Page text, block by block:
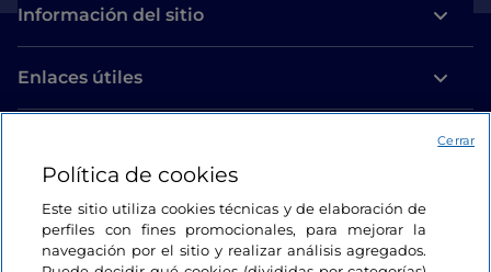
Información del sitio
Enlaces útiles
Estamos en contacto
Política de cookies
Este sitio utiliza cookies técnicas y de elaboración de
perfiles con fines promocionales, para mejorar la
navegación por el sitio y realizar análisis agregados.
Cerrar